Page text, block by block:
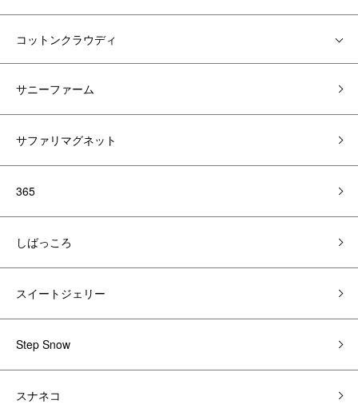
コットンクラウディ
サニーファーム
サファリマグネット
365
しばっころ
スイートジェリー
Step Snow
スナネコ